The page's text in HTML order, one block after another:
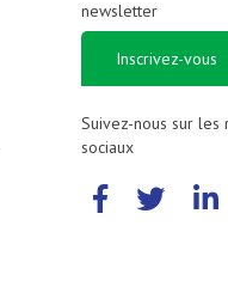
newsletter
Inscrivez-vous
Suivez-nous sur les
sociaux